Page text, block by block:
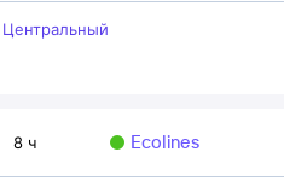
Центральный
8 ч Ecolines